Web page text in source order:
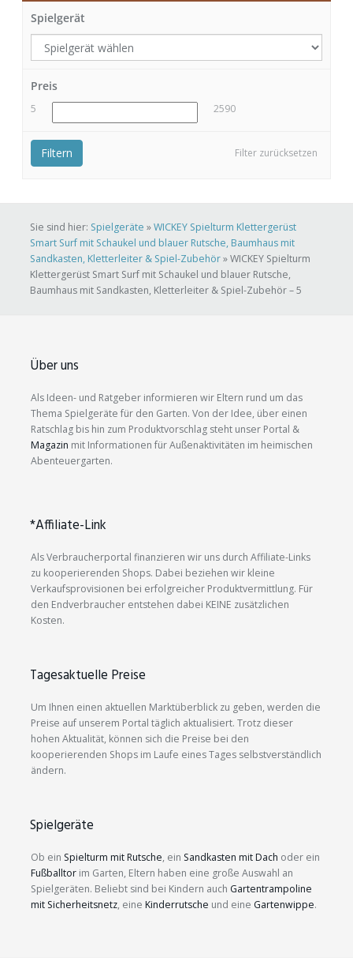
Spielgerät
Preis
5 2590
Filter zurücksetzen
Filtern
Sie sind hier: Spielgeräte »WICKEY Spielturm Klettergerüst
Smart Surf mit Schaukel und blauer Rutsche, Baumhaus mit
Sandkasten, Kletterleiter & Spiel-Zubehör»WICKEY Spielturm
Klettergerüst Smart Surf mit Schaukel und blauer Rutsche,
Baumhaus mit Sandkasten, Kletterleiter & Spiel-Zubehör – 5
Über uns
Als Ideen- und Ratgeber informieren wir Eltern rund um das
Thema Spielgeräte für den Garten. Von der Idee, über einen
Ratschlag bis hin zum Produktvorschlag steht unser Portal &
Magazin mit Informationen für Außenaktivitäten im heimischen
Abenteuergarten.
*Affiliate-Link
Als Verbraucherportal finanzieren wir uns durch Affiliate-Links
zu kooperierenden Shops. Dabei beziehen wir kleine
Verkaufsprovisionen bei erfolgreicher Produktvermittlung. Für
den Endverbraucher entstehen dabei KEINE zusätzlichen
Kosten.
Tagesaktuelle Preise
Um Ihnen einen aktuellen Marktüberblick zu geben, werden die
Preise auf unserem Portal täglich aktualisiert. Trotz dieser
hohen Aktualität, können sich die Preise bei den
kooperierenden Shops im Laufe eines Tages selbstverständlich
ändern.
Spielgeräte
Ob ein Spielturm mit Rutsche, ein Sandkasten mit Dach oder ein
Fußballtor im Garten, Eltern haben eine große Auswahl an
Spielgeräten. Beliebt sind bei Kindern auch Gartentrampoline
mit Sicherheitsnetz, eine Kinderrutsche und eine Gartenwippe.